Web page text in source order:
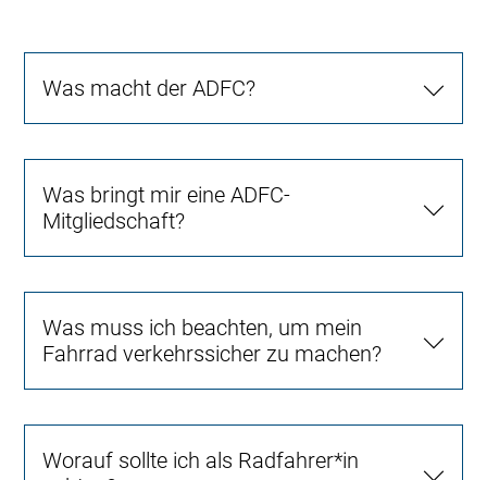
Was macht der ADFC?
Was bringt mir eine ADFC-
Mitgliedschaft?
Was muss ich beachten, um mein
Fahrrad verkehrssicher zu machen?
Worauf sollte ich als Radfahrer*in